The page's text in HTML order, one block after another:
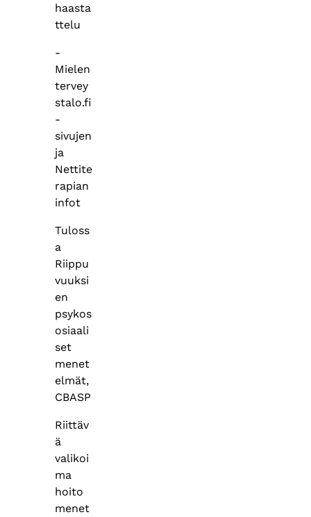
haasta
ttelu
-
Mielen
tervey
stalo.fi
-
sivujen
ja
Nettite
rapian
infot
Tuloss
a
Riippu
vuuksi
en
psykos
osiaali
set
menet
elmät,
CBASP
Riittäv
ä
valikoi
ma
hoito
menet